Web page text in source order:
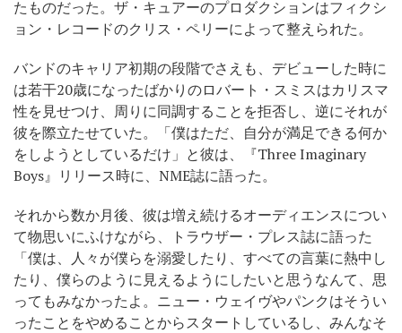
たものだった。ザ・キュアーのプロダクションはフィクシ
ョン・レコードのクリス・ペリーによって整えられた。
バンドのキャリア初期の段階でさえも、デビューした時に
は若干20歳になったばかりのロバート・スミスはカリスマ
性を見せつけ、周りに同調することを拒否し、逆にそれが
彼を際立たせていた。「僕はただ、自分が満足できる何か
をしようとしているだけ」と彼は、『Three Imaginary
Boys』リリース時に、NME誌に語った。
それから数か月後、彼は増え続けるオーディエンスについ
て物思いにふけながら、トラウザー・プレス誌に語った
「僕は、人々が僕らを溺愛したり、すべての言葉に熱中し
たり、僕らのように見えるようにしたいと思うなんて、思
ってもみなかったよ。ニュー・ウェイヴやパンクはそうい
ったことをやめることからスタートしているし、みんなそ